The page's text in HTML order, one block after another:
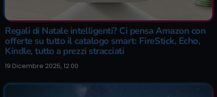
Regali di Natale intelligenti? Ci pensa Amazon con
offerte su tutto il catalogo smart: FireStick, Echo,
Kindle, tutto a prezzi stracciati
19 Dicembre 2025, 12:00